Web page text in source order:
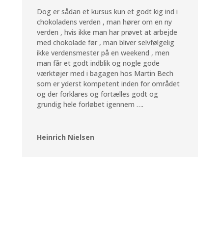
Dog er sådan et kursus kun et godt kig ind i
chokoladens verden , man hører om en ny
verden , hvis ikke man har prøvet at arbejde
med chokolade før , man bliver selvfølgelig
ikke verdensmester på en weekend , men
man får et godt indblik og nogle gode
værktøjer med i bagagen hos Martin Bech
som er yderst kompetent inden for området
og der forklares og fortælles godt og
grundig hele forløbet igennem ….
Heinrich Nielsen